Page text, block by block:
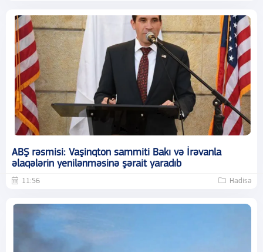
ABŞ rəsmisi: Vaşinqton sammiti Bakı və İrəvanla
əlaqələrin yenilənməsinə şərait yaradıb
11:56 Hadisə